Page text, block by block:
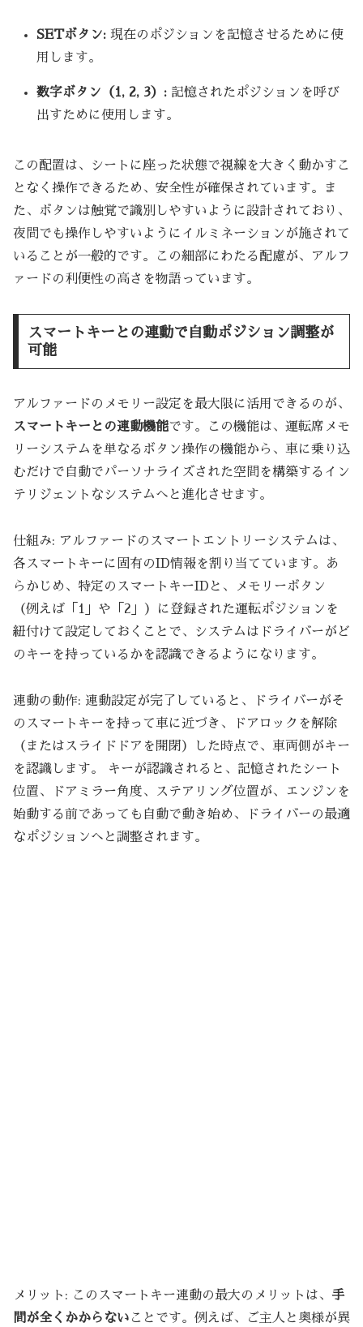
SETボタン: 現在のポジションを記憶させるために使
用します。
数字ボタン（1, 2, 3）: 記憶されたポジションを呼び
出すために使用します。
この配置は、シートに座った状態で視線を大きく動かすこ
となく操作できるため、安全性が確保されています。ま
た、ボタンは触覚で識別しやすいように設計されており、
夜間でも操作しやすいようにイルミネーションが施されて
いることが一般的です。この細部にわたる配慮が、アルフ
ァードの利便性の高さを物語っています。
スマートキーとの連動で自動ポジション調整が
可能
アルファードのメモリー設定を最大限に活用できるのが、
スマートキーとの連動機能です。この機能は、運転席メモ
リーシステムを単なるボタン操作の機能から、車に乗り込
むだけで自動でパーソナライズされた空間を構築するイン
テリジェントなシステムへと進化させます。
仕組み: アルファードのスマートエントリーシステムは、
各スマートキーに固有のID情報を割り当てています。あ
らかじめ、特定のスマートキーIDと、メモリーボタン
（例えば「1」や「2」）に登録された運転ポジションを
紐付けて設定しておくことで、システムはドライバーがど
のキーを持っているかを認識できるようになります。
連動の動作: 連動設定が完了していると、ドライバーがそ
のスマートキーを持って車に近づき、ドアロックを解除
（またはスライドドアを開閉）した時点で、車両側がキー
を認識します。 キーが認識されると、記憶されたシート
位置、ドアミラー角度、ステアリング位置が、エンジンを
始動する前であっても自動で動き始め、ドライバーの最適
なポジションへと調整されます。
メリット: このスマートキー連動の最大のメリットは、 手
間が全くかからない ことです。例えば、ご主人と奥様が異